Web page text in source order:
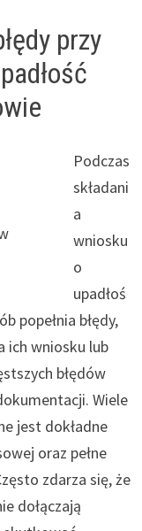
przy
Podczas
składani
a
wniosku
o
upadłoś
popełnia błędy,
ich wniosku lub
błędów
Wiele
jest dokładne
oraz pełne
zdarza się, że
dołączają